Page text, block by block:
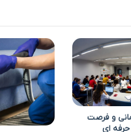
و فرصت
ای